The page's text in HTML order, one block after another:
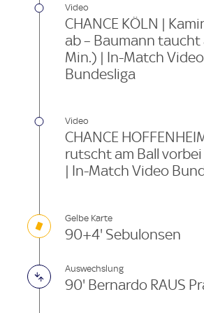
Video
CHANCE KÖLN |
ab – Baumann taucht
Min.) | In-Match Video
Bundesliga
Video
CHANCE
rutscht am Ball
| In-Match Video
Gelbe Karte
90+4' Sebulonsen
Auswechslung
90' Bernardo RAUS